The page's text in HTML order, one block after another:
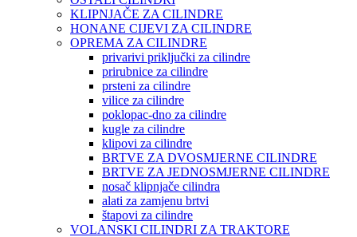
KLIPNJAČE ZA CILINDRE
HONANE CIJEVI ZA CILINDRE
OPREMA ZA CILINDRE
privarivi priključki za cilindre
prirubnice za cilindre
prsteni za cilindre
vilice za cilindre
poklopac-dno za cilindre
kugle za cilindre
klipovi za cilindre
BRTVE ZA DVOSMJERNE CILINDRE
BRTVE ZA JEDNOSMJERNE CILINDRE
nosač klipnjače cilindra
alati za zamjenu brtvi
štapovi za cilindre
VOLANSKI CILINDRI ZA TRAKTORE